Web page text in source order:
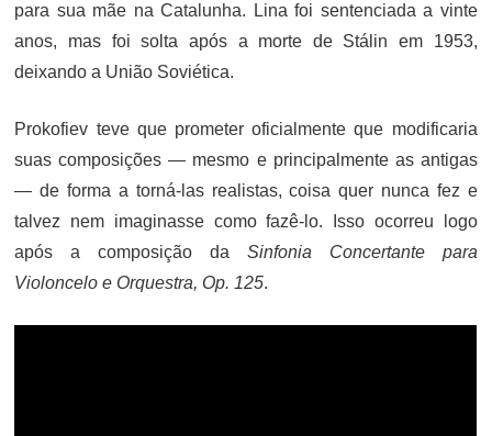
para sua mãe na Catalunha. Lina foi sentenciada a vinte
anos, mas foi solta após a morte de Stálin em 1953,
deixando a União Soviética.
Prokofiev teve que prometer oficialmente que modificaria
suas composições — mesmo e principalmente as antigas
— de forma a torná-las realistas, coisa quer nunca fez e
talvez nem imaginasse como fazê-lo. Isso ocorreu logo
após a composição da Sinfonia Concertante para
Violoncelo e Orquestra, Op. 125.